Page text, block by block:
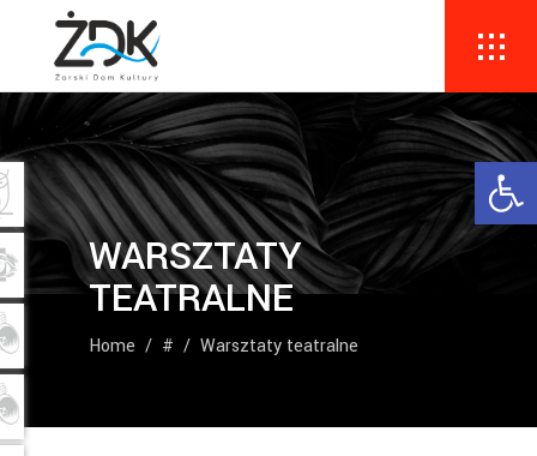
WARSZTATY
TEATRALNE
Home / # / Warsztaty teatralne